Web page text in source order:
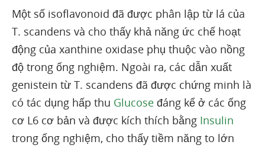
Một số isoflavonoid đã được phân lập từ lá của
T. scandens và cho thấy khả năng ức chế hoạt
động của xanthine oxidase phụ thuộc vào nồng
độ trong ống nghiệm. Ngoài ra, các dẫn xuất
genistein từ T. scandens đã được chứng minh là
có tác dụng hấp thu Glucose đáng kể ở các ống
cơ L6 cơ bản và được kích thích bằng Insulin
trong ống nghiệm, cho thấy tiềm năng to lớn